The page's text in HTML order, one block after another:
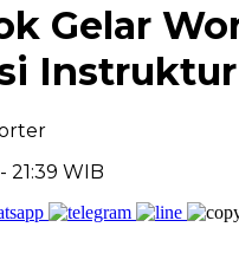
Gelar
Instruktur
21:39 WIB